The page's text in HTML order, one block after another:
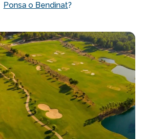
Ponsa o Bendinat?